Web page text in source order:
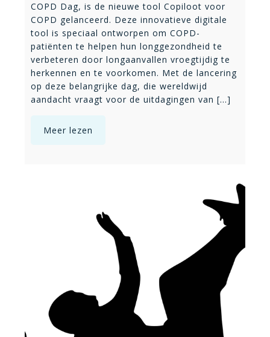
COPD Dag, is de nieuwe tool Copiloot voor
COPD gelanceerd. Deze innovatieve digitale
tool is speciaal ontworpen om COPD-
patiënten te helpen hun longgezondheid te
verbeteren door longaanvallen vroegtijdig te
herkennen en te voorkomen. Met de lancering
op deze belangrijke dag, die wereldwijd
aandacht vraagt voor de uitdagingen van [...]
Meer lezen